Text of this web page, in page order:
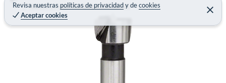
a
n
Revisa nuestras políticas de privacidadydecookies
Aceptar cookies
Accesorios para Herramientas Eléctricas